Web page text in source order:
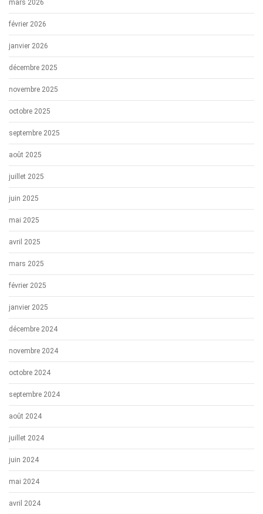
mars 2026
février 2026
janvier 2026
décembre 2025
novembre 2025
octobre 2025
septembre 2025
août 2025
juillet 2025
juin 2025
mai 2025
avril 2025
mars 2025
février 2025
janvier 2025
décembre 2024
novembre 2024
octobre 2024
septembre 2024
août 2024
juillet 2024
juin 2024
mai 2024
avril 2024